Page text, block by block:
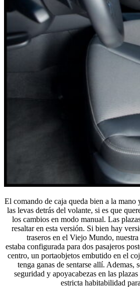
El comando de caja queda bien a la mano
las levas detrás del volante, si es que
los cambios en modo manual. Las
resaltar en esta versión. Si bien hay
traseros en el Viejo Mundo,
estaba configurada para dos pasajeros
centro, un portaobjetos embutido en el
tenga ganas de sentarse allí. Ademas,
seguridad y apoyacabezas en las
estricta habitabilidad